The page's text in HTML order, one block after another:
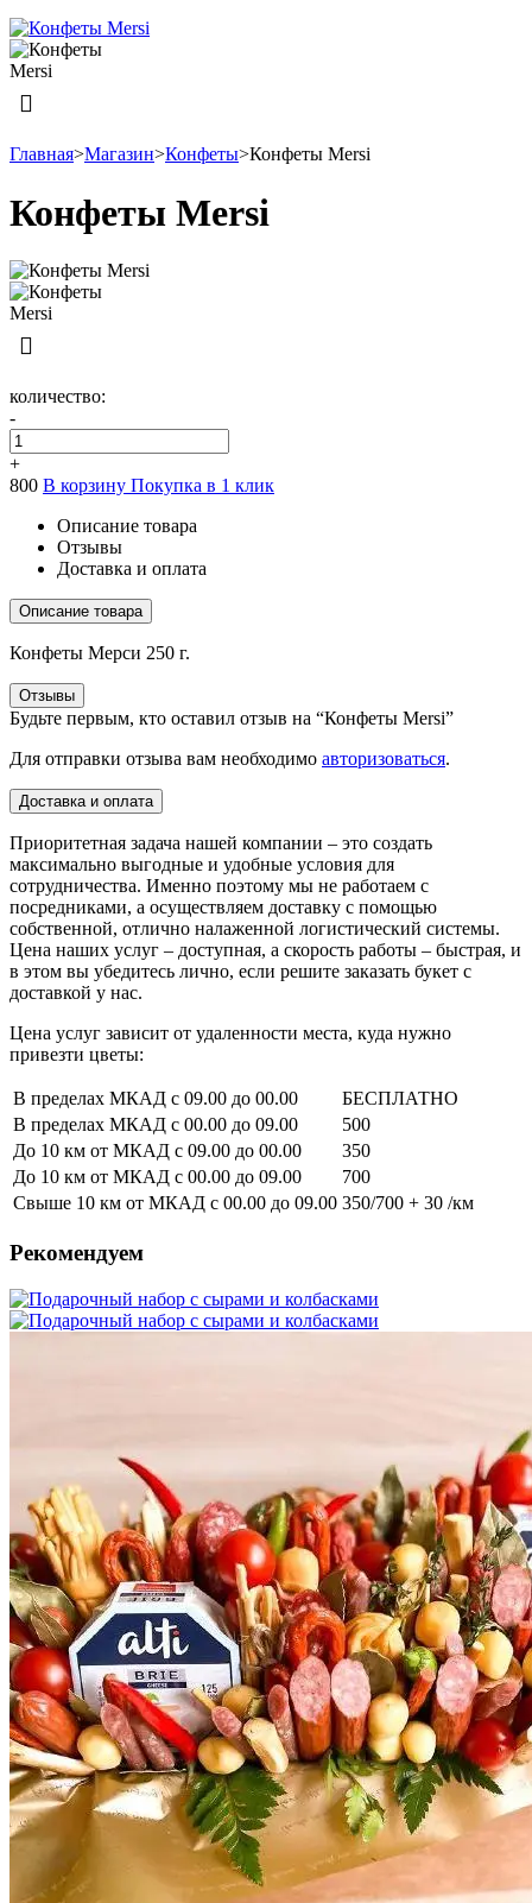
Главная>Магазин>Конфеты>Конфеты Mersi
Конфеты Mersi
количество:
-
+
800 В корзину Покупка в 1 клик
Описание товара
Отзывы
Доставка и оплата
Описание товара
Конфеты Мерси 250 г.
Отзывы
Будьте первым, кто оставил отзыв на “Конфеты Mersi”
Для отправки отзыва вам необходимо авторизоваться.
Доставка и оплата
Приоритетная задача нашей компании – это создать
максимально выгодные и удобные условия для
сотрудничества. Именно поэтому мы не работаем с
посредниками, а осуществляем доставку с помощью
собственной, отлично налаженной логистический системы.
Цена наших услуг – доступная, а скорость работы – быстрая, и
в этом вы убедитесь лично, если решите заказать букет с
доставкой у нас.
Цена услуг зависит от удаленности места, куда нужно
привезти цветы:
В пределах МКАД с 09.00 до 00.00
БЕСПЛАТНО
В пределах МКАД с 00.00 до 09.00
500
До 10 км от МКАД с 09.00 до 00.00
350
До 10 км от МКАД с 00.00 до 09.00
700
Свыше 10 км от МКАД с 00.00 до 09.00 350/700 + 30 /км
Рекомендуем